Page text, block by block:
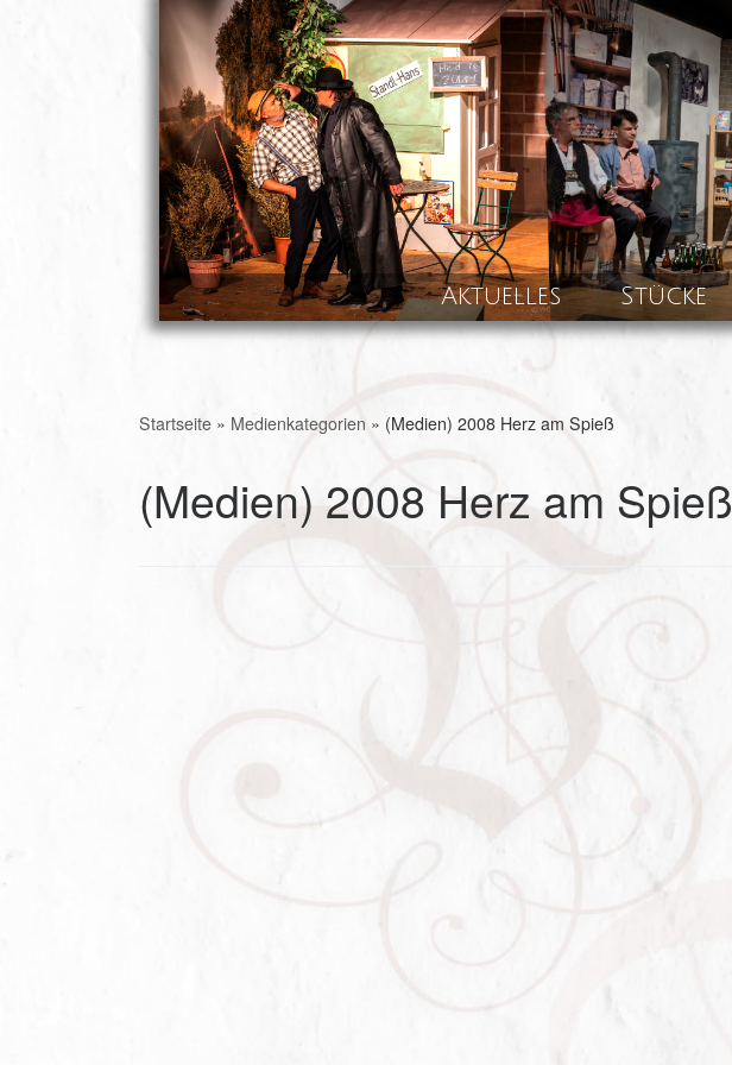
Aktuelles Stücke
Startseite » Medienkategorien » (Medien) 2008 Herz am Spieß
(Medien) 2008 Herz am Spieß